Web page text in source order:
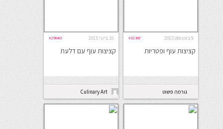
9 באוגוסט 2015 #32387
קציצות עוף ופטריות
גורמה פשוט
10 ביוני 2015 #29843
קציצות עוף עם דלעת
Culinary Art